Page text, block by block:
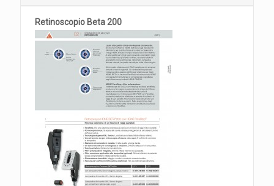
Retinoscopio Beta 200